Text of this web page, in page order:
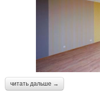
читать дальше →